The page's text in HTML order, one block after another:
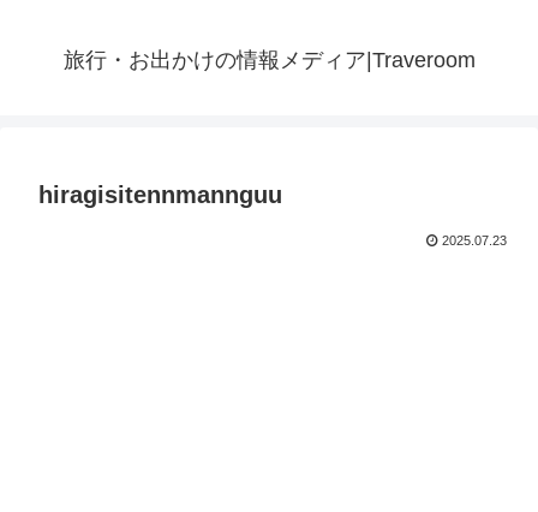
旅行・お出かけの情報メディア|Traveroom
hiragisitennmannguu
2025.07.23